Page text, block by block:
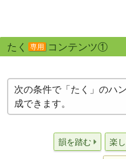
たく 専用 コンテンツ①
次の条件で「たく」のハ
成できます。
韻を踏む 楽